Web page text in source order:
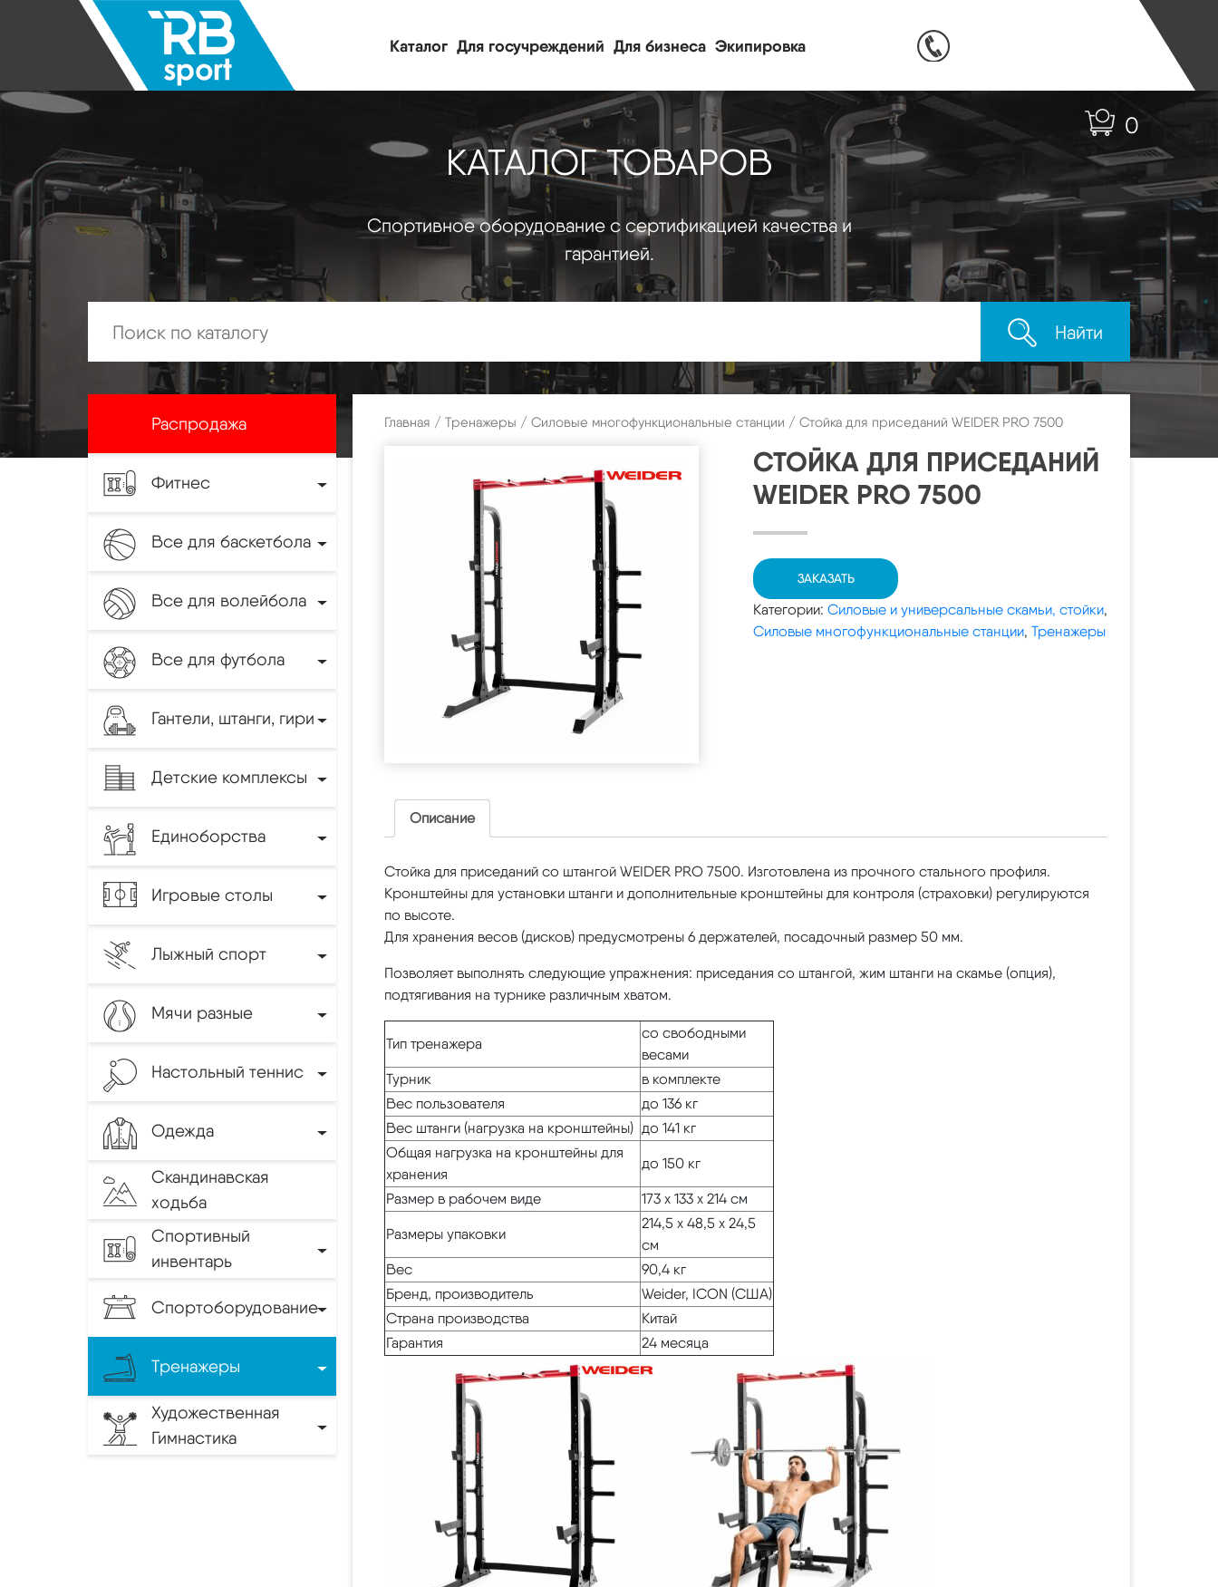
Каталог Для госучреждений Для бизнеса Экипировка
0
КАТАЛОГ ТОВАРОВ
Спортивное оборудование с сертификацией качества и
гарантией.
Найти
Распродажа
Фитнес
Все для баскетбола
Все для волейбола
Все для футбола
Гантели, штанги, гири
Детские комплексы
Единоборства
Игровые столы
Лыжный спорт
Мячи разные
Настольный теннис
Одежда
Скандинавская
ходьба
Спортивный
инвентарь
Спортоборудование
Тренажеры
Художественная
Гимнастика
Главная / Тренажеры / Силовые многофункциональные станции / Стойка для приседаний WEIDER PRO 7500
СТОЙКА ДЛЯ ПРИСЕДАНИЙ
WEIDER PRO 7500
ЗАКАЗАТЬ
Категории: Силовые и универсальные скамьи, стойки,
Силовые многофункциональные станции, Тренажеры
Описание
Стойка для приседаний со штангой WEIDER PRO 7500. Изготовлена из прочного стального профиля.
Кронштейны для установки штанги и дополнительные кронштейны для контроля (страховки) регулируются
по высоте.
Для хранения весов (дисков) предусмотрены 6 держателей, посадочный размер 50 мм.
Позволяет выполнять следующие упражнения: приседания со штангой, жим штанги на скамье (опция),
подтягивания на турнике различным хватом.
Тип тренажера
со свободными
весами
Турник
в комплекте
Вес пользователя
до 136 кг
Вес штанги (нагрузка на кронштейны) до 141 кг
Общая нагрузка на кронштейны для
хранения
до 150 кг
Размер в рабочем виде 173 х 133 х 214 см
Размеры упаковки
214,5 х 48,5 х 24,5
см
Вес
90,4 кг
Бренд, производитель
Weider, ICON (США)
Страна производства
Китай
Гарантия
24 месяца